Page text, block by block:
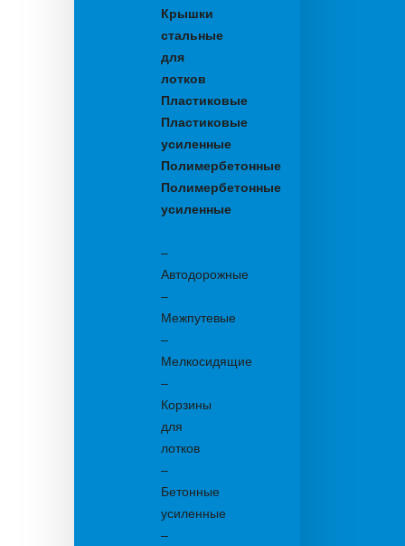
Крышки
стальные
для
лотков
Пластиковые
Пластиковые
усиленные
Полимербетонные
Полимербетонные
усиленные
–
Автодорожные
–
Межпутевые
–
Мелкосидящие
–
Корзины
для
лотков
–
Бетонные
усиленные
–